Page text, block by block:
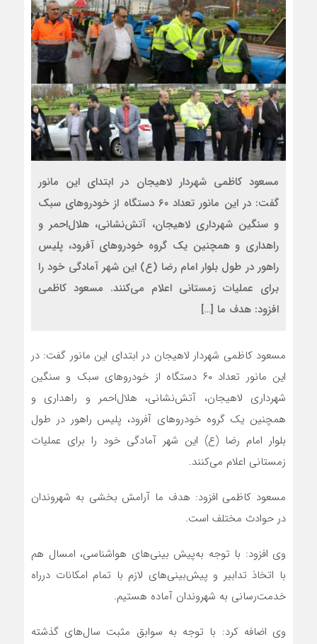
مسعود کاظمی شهردار لاهیجان در ابتدای این مانور
گفت: در این مانور تعداد ۶۰ دستگاه از خودروهای سبک
و سنگین شهرداری لاهیجان، آتش‌نشانی، هلال‌احمر و
راهداری و همچنین یک گروه خودروهای آفرود، پلیس
راهور در طول بلوار امام رضا (ع) این شهر آمادگی خود را
برای عملیات زمستانی اعلام می‌کنند. مسعود کاظمی
افزود: هدف ما […]
مسعود کاظمی شهردار لاهیجان در ابتدای این مانور گفت: در
این مانور تعداد ۶۰ دستگاه از خودروهای سبک و سنگین
شهرداری لاهیجان، آتش‌نشانی، هلال‌احمر و راهداری و
همچنین یک گروه خودروهای آفرود، پلیس راهور در طول
بلوار امام رضا (ع) این شهر آمادگی خود را برای عملیات
زمستانی اعلام می‌کنند.
مسعود کاظمی افزود: هدف ما آرامش بخشی به شهروندان
در حوادث مختلف است.
وی افزود: با توجه به‌پیش بینی‌های هواشناسی، امسال هم
با اتخاذ تدابیر و پیش‌بینی‌های لازم با تمام امکانات درراه
خدمت‌رسانی به شهروندان آماده هستیم.
وی اضافه کرد: با توجه به سوابق مثبت سال‌های گذشته